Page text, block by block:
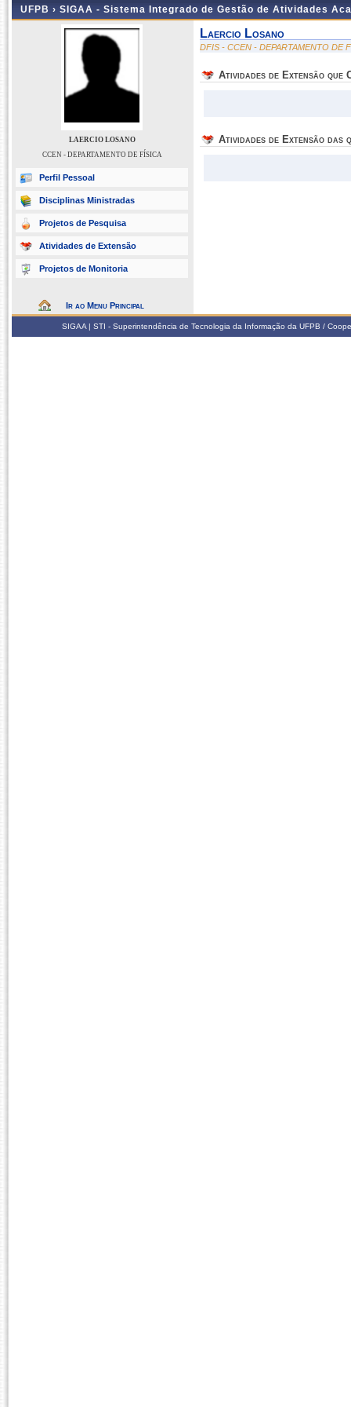
UFPB › SIGAA - Sistema Integrado de Gestão de Atividades
LAERCIO LOSANO
CCEN - DEPARTAMENTO DE FÍSICA
Perfil Pessoal
Disciplinas Ministradas
Projetos de Pesquisa
Atividades de Extensão
Projetos de Monitoria
Ir ao Menu Principal
Laercio Losano
DFIS - CCEN - DEPARTAMENTO DE
Atividades de Extensão que
Atividades de Extensão das
SIGAA | STI - Superintendência de Tecnologia da Informação da UFPB /